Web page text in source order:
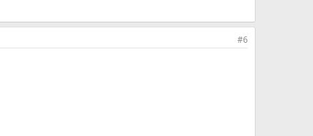
#6